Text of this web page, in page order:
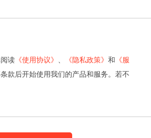
读 《使用协议》 《隐私政策》 和 《服
款后开始使用我们的产品和服务。若不